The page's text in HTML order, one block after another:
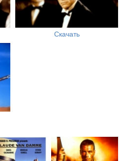
Скачать